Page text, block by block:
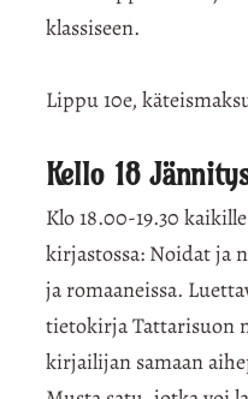
klassiseen.
Lippu 10e,
Kello 18
Klo 18.00-19.30
kirjastossa: Noidat ja
ja romaaneissa.
tietokirja Tattarisuon
kirjailijan samaan